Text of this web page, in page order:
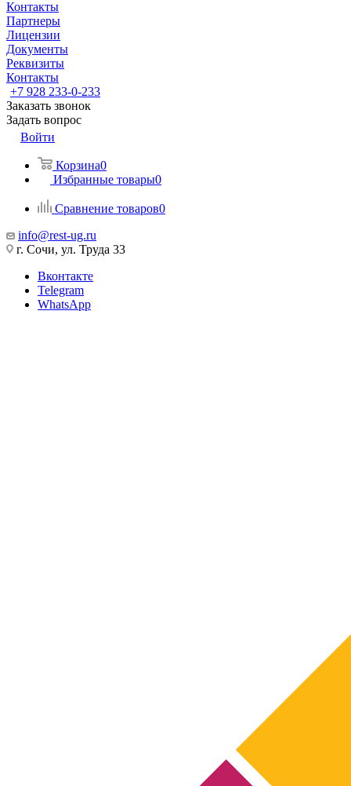
Контакты
Партнеры
Лицензии
Документы
Реквизиты
Контакты
+7 928 233-0-233
Заказать звонок
Задать вопрос
Войти
Корзина0
Избранные товары0
Сравнение товаров0
info@rest-ug.ru
г. Сочи, ул. Труда 33
Вконтакте
Telegram
WhatsApp